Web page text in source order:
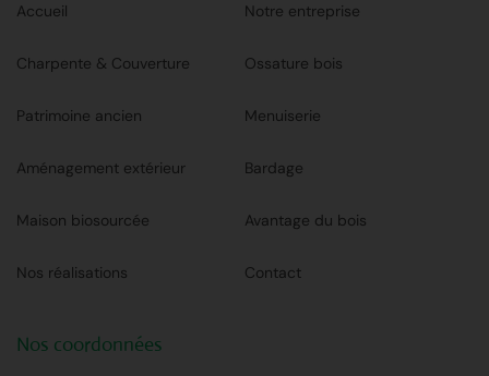
Accueil Notre entreprise
Charpente & Couverture Ossature bois
Patrimoine ancien Menuiserie
Aménagement extérieur Bardage
Maison biosourcée Avantage du bois
Nos réalisations Contact
Nos coordonnées